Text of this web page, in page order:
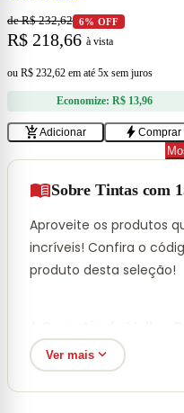
de R$ 232,62 6% OFF
R$ 218,66 à vista
ou R$ 232,62 em até 5x sem juros
Economize: R$ 13,96
add_shopping_cartAdicionar bolt Comprar
menu_bookSobre Tintas com
Aproveite os produtos
incríveis! Confira o
produto desta seleção!
desconto + 6% à vista!
Aproveite os produtos
incríveis! Confira o
Ver maisexpand_more